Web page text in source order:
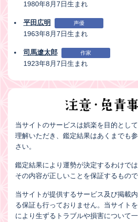
1980年8月7日生まれ
平田広明 声優
1963年8月7日生まれ
司馬遼太郎 作家
1923年8月7日生まれ
当サイトのサービスは娯楽を目的とし
理解いただき、鑑定結果はあくまでも
さい。
鑑定結果により運勢が決定するわけでは
その内容が正しいことを保証するもので
当サイトが提供するサービス及び掲載
る保証も行っておりません。当サイト
により生ずるトラブルや損害について